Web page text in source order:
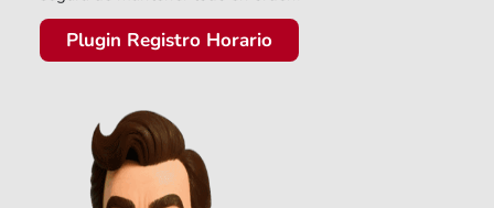
Plugin Registro Horario